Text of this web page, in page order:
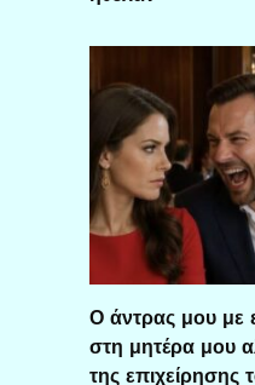
Ο άντρας μου με
στη μητέρα μου
της επιχείρησης